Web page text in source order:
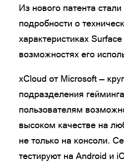
Из нового патента
подробности о
характеристиках
возможностях его
xCloud от Microsoft —
подразделения
пользователям
высоком качестве на
не только на консоли.
тестируют на Android и